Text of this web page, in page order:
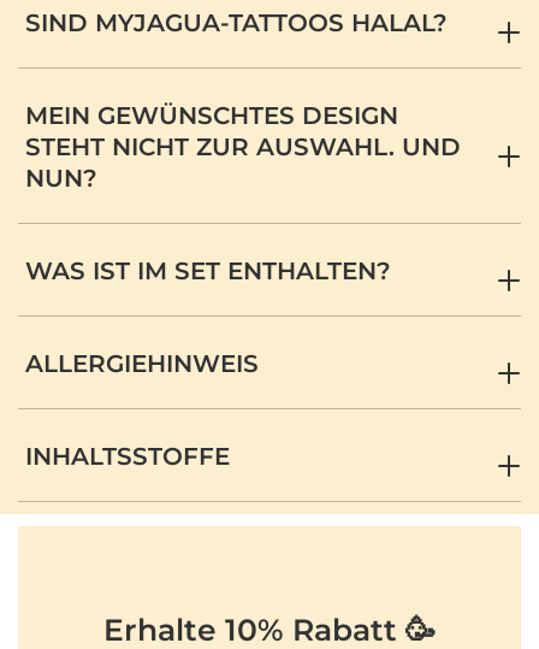
SIND MYJAGUA-TATTOOS HALAL?
MEIN GEWÜNSCHTES DESIGN
STEHT NICHT ZUR AUSWAHL. UND
NUN?
WAS IST IM SET ENTHALTEN?
ALLERGIEHINWEIS
INHALTSSTOFFE
Erhalte 10% Rabatt 🥳